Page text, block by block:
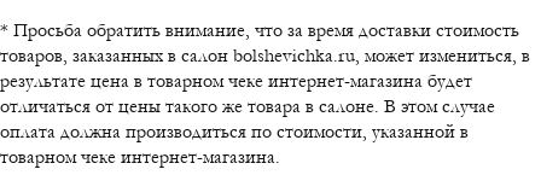
* Просьба обратить внимание, что за время доставки стоимость
товаров, заказанных в салон bolshevichka.ru, может измениться, в
результате цена в товарном чеке интернет-магазина будет
отличаться от цены такого же товара в салоне. В этом случае
оплата должна производиться по стоимости, указанной в
товарном чеке интернет-магазина.